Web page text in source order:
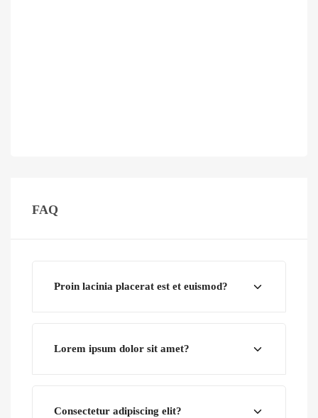
FAQ
Proin lacinia placerat est et euismod?
Lorem ipsum dolor sit amet?
Consectetur adipiscing elit?